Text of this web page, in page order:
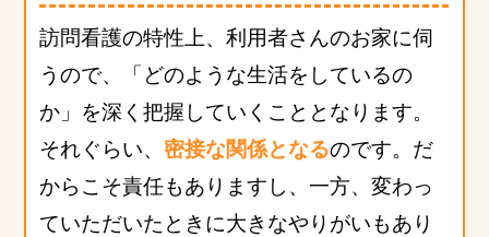
訪問看護の特性上、利用者さんのお家に伺
うので、「どのような生活をしているの
か」を深く把握していくこととなります。
それぐらい、密接な関係となるのです。だ
からこそ責任もありますし、一方、変わっ
ていただいたときに大きなやりがいもあり